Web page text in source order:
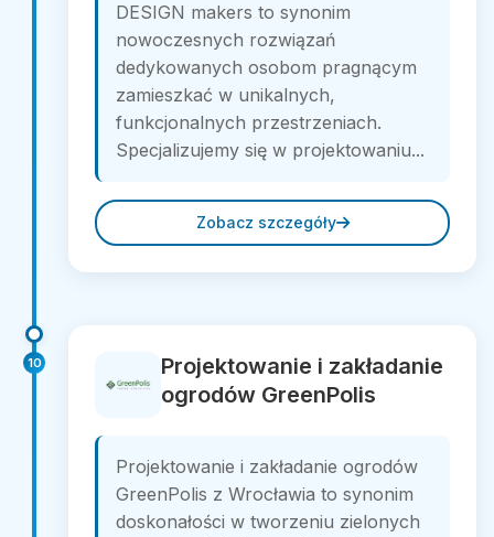
DESIGN makers to synonim
nowoczesnych rozwiązań
dedykowanych osobom pragnącym
zamieszkać w unikalnych,
funkcjonalnych przestrzeniach.
Specjalizujemy się w projektowaniu...
Zobacz szczegóły
10
Projektowanie i zakładanie
ogrodów GreenPolis
Projektowanie i zakładanie ogrodów
GreenPolis z Wrocławia to synonim
doskonałości w tworzeniu zielonych